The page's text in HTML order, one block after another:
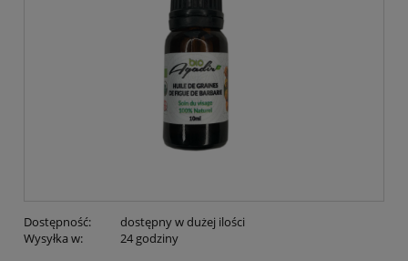
Dostępność:
dostępny w dużej ilości
Wysyłka w:
24 godziny